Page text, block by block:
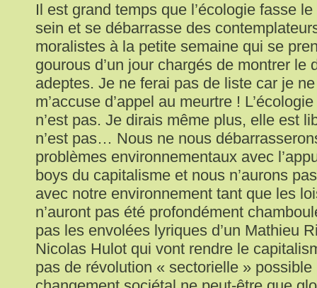
Il est grand temps que l’écologie fasse
sein et se débarrasse des
moralistes à la petite semaine qui se
gourous d’un jour chargés de montrer le
adeptes. Je ne ferai pas de liste car je
m’accuse d’appel au meurtre !
n’est pas. Je dirais même plus, elle est
n’est pas… Nous ne nous
problèmes environnementaux avec
boys du capitalisme et nous n’aurons
avec notre environnement tant que les
n’auront pas été profondément
pas les envolées lyriques d’un Mathieu
Nicolas Hulot qui vont rendre le
pas de révolution « sectorielle »